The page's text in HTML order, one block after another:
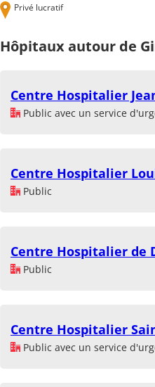
Privé lucratif
Hôpitaux autour de
Centre Hospitalier
Public avec un service
Centre Hospitalier
Public
Centre Hospitalier de
Public
Centre Hospitalier
Public avec un service